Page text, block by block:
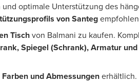
optimale Unterstützung des
von Santeg
Tischvon Balmani zu kaufen.
Spiegel (Schrank), Armatur und
und Abmessungenerhältlich.